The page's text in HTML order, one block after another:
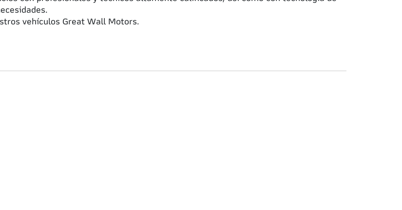
vehículos Great Wall Motors.